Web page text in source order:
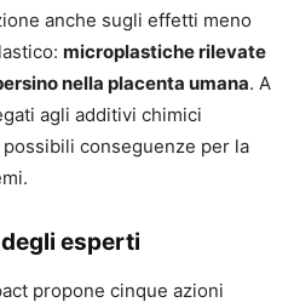
anche sugli effetti meno
microplastiche rilevate
nella placenta umana. A
agli additivi chimici
conseguenze per la
esperti
propone cinque azioni